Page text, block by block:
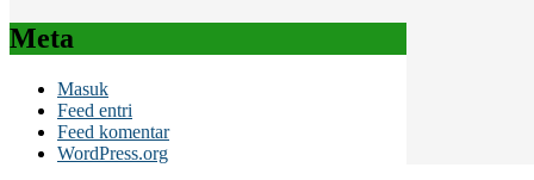
Meta
Masuk
Feed entri
Feed komentar
WordPress.org